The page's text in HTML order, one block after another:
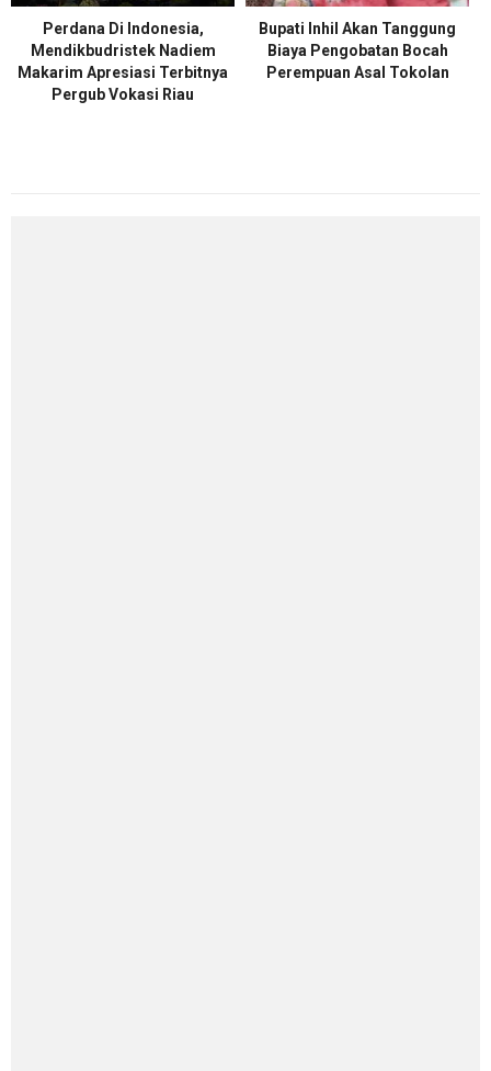
Perdana Di Indonesia,
Mendikbudristek Nadiem
Makarim Apresiasi Terbitnya
Pergub Vokasi Riau
Bupati Inhil Akan Tanggung
Biaya Pengobatan Bocah
Perempuan Asal Tokolan